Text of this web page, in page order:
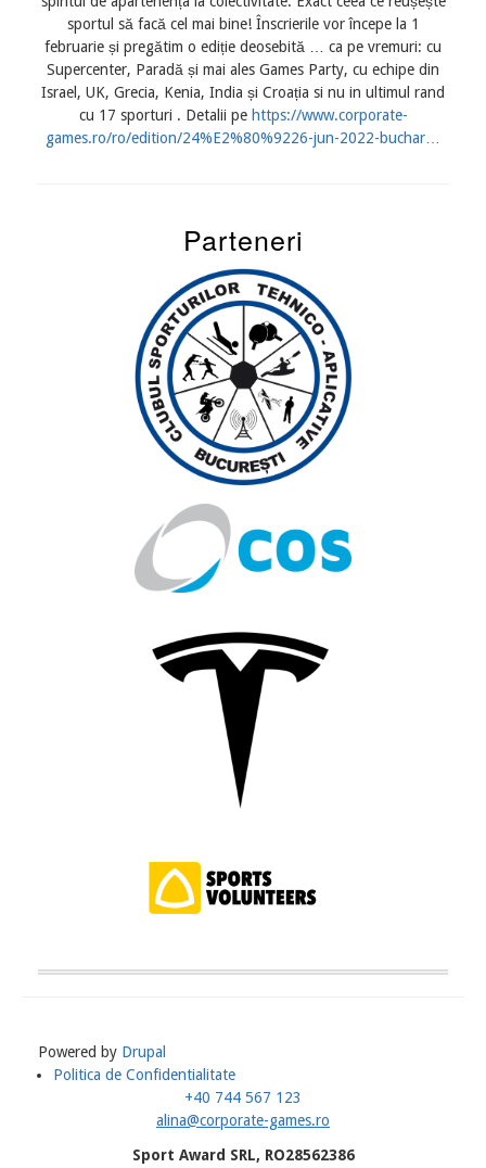
sportul să facă cel mai bine! Înscrierile vor începe la 1
februarie și pregătim o ediție deosebită … ca pe vremuri: cu
Supercenter, Paradă și mai ales Games Party, cu echipe din
Israel, UK, Grecia, Kenia, India și Croația si nu in ultimul rand
cu 17 sporturi . Detalii pe https://www.corporate-
games.ro/ro/edition/24%E2%80%9226-jun-2022-buchar…
Parteneri
Powered by Drupal
Meniu
Politica de Confidentialitate
+40 744 567 123
alina@corporate-games.ro
Sport Award SRL, RO28562386